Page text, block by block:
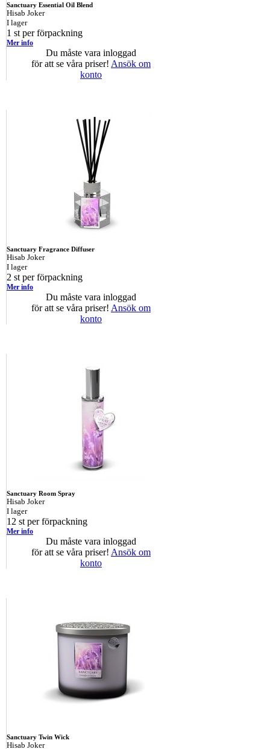
Sanctuary Essential Oil Blend
Hisab Joker
I lager
1 st per förpackning
Mer info
Du måste vara inloggad
för att se våra priser! Ansök om
konto
Sanctuary Fragrance Diffuser
Hisab Joker
I lager
2 st per förpackning
Mer info
Du måste vara inloggad
för att se våra priser! Ansök om
konto
Sanctuary Room Spray
Hisab Joker
I lager
12 st per förpackning
Mer info
Du måste vara inloggad
för att se våra priser! Ansök om
konto
Sanctuary Twin Wick
Hisab Joker